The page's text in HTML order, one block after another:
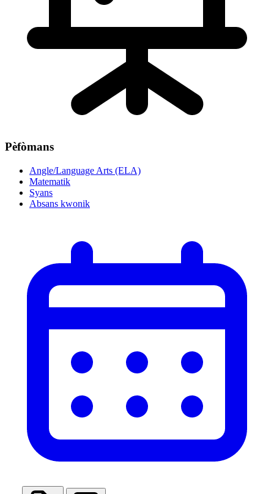
Pèfòmans
Angle/Language Arts (ELA)
Matematik
Syans
Absans kwonik